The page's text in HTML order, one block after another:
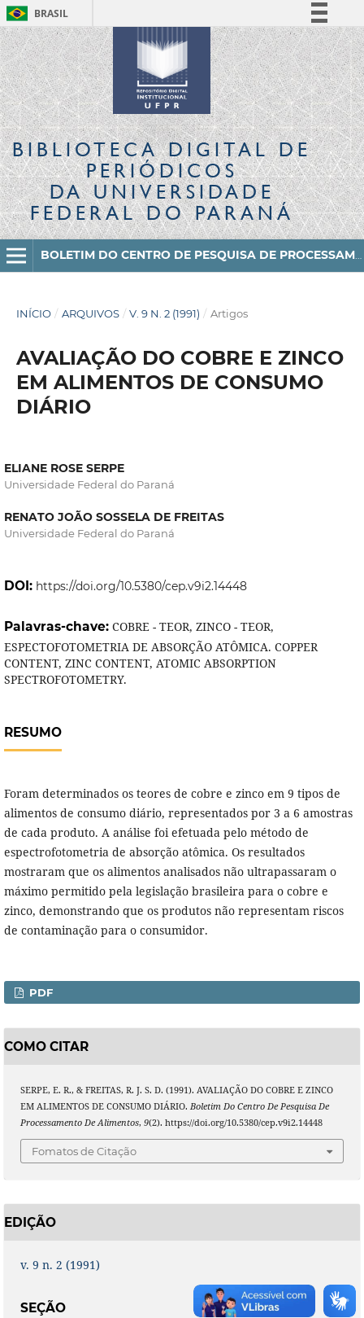
BRASIL
Simplifique!
Comunica BR
Participe
Acesso à informação
Legislação
Canais
BIBLIOTECA DIGITALDE
PERIÓDICOS
DA UNIVERSIDADE
FEDERAL DO PARANÁ
BOLETIM DO CENTRO DE PESQUISA DE PROCESSAMENTO DE ALIMENTOS
INÍCIO / ARQUIVOS / V. 9 N. 2 (1991) / Artigos
AVALIAÇÃO DO COBRE E ZINCO
EM ALIMENTOS DE CONSUMO
DIÁRIO
ELIANE ROSE SERPE
Universidade Federal do Paraná
RENATO JOÃO SOSSELA DE FREITAS
Universidade Federal do Paraná
DOI: https://doi.org/10.5380/cep.v9i2.14448
Palavras-chave: COBRE - TEOR, ZINCO - TEOR,
ESPECTOFOTOMETRIA DE ABSORÇÃO ATÔMICA. COPPER
CONTENT, ZINC CONTENT, ATOMIC ABSORPTION
SPECTROFOTOMETRY.
RESUMO
Foram determinados os teores de cobre e zinco em 9 tipos de
alimentos de consumo diário, representados por 3 a 6 amostras
de cada produto. A análise foi efetuada pelo método de
espectrofotometria de absorção atômica. Os resultados
mostraram que os alimentos analisados não ultrapassaram o
máximo permitido pela legislação brasileira para o cobre e
zinco, demonstrando que os produtos não representam riscos
de contaminação para o consumidor.
PDF
COMO CITAR
SERPE, E. R., & FREITAS, R. J. S. D. (1991). AVALIAÇÃO DO COBRE E ZINCO
EM ALIMENTOS DE CONSUMO DIÁRIO. Boletim Do Centro De Pesquisa De
Processamento De Alimentos, 9(2). https://doi.org/10.5380/cep.v9i2.14448
Fomatos de Citação
EDIÇÃO
v. 9 n. 2 (1991)
SEÇÃO